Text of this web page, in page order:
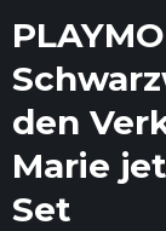
den
Marie
Set